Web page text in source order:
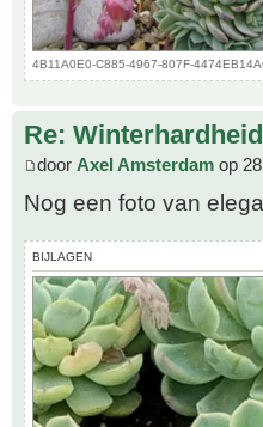
4B11A0E0-C885-4967-807F-
Re:
door Axel Amsterdam op
Nog een foto van
BIJLAGEN